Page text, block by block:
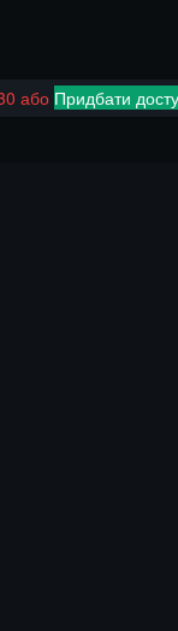
або Придбати